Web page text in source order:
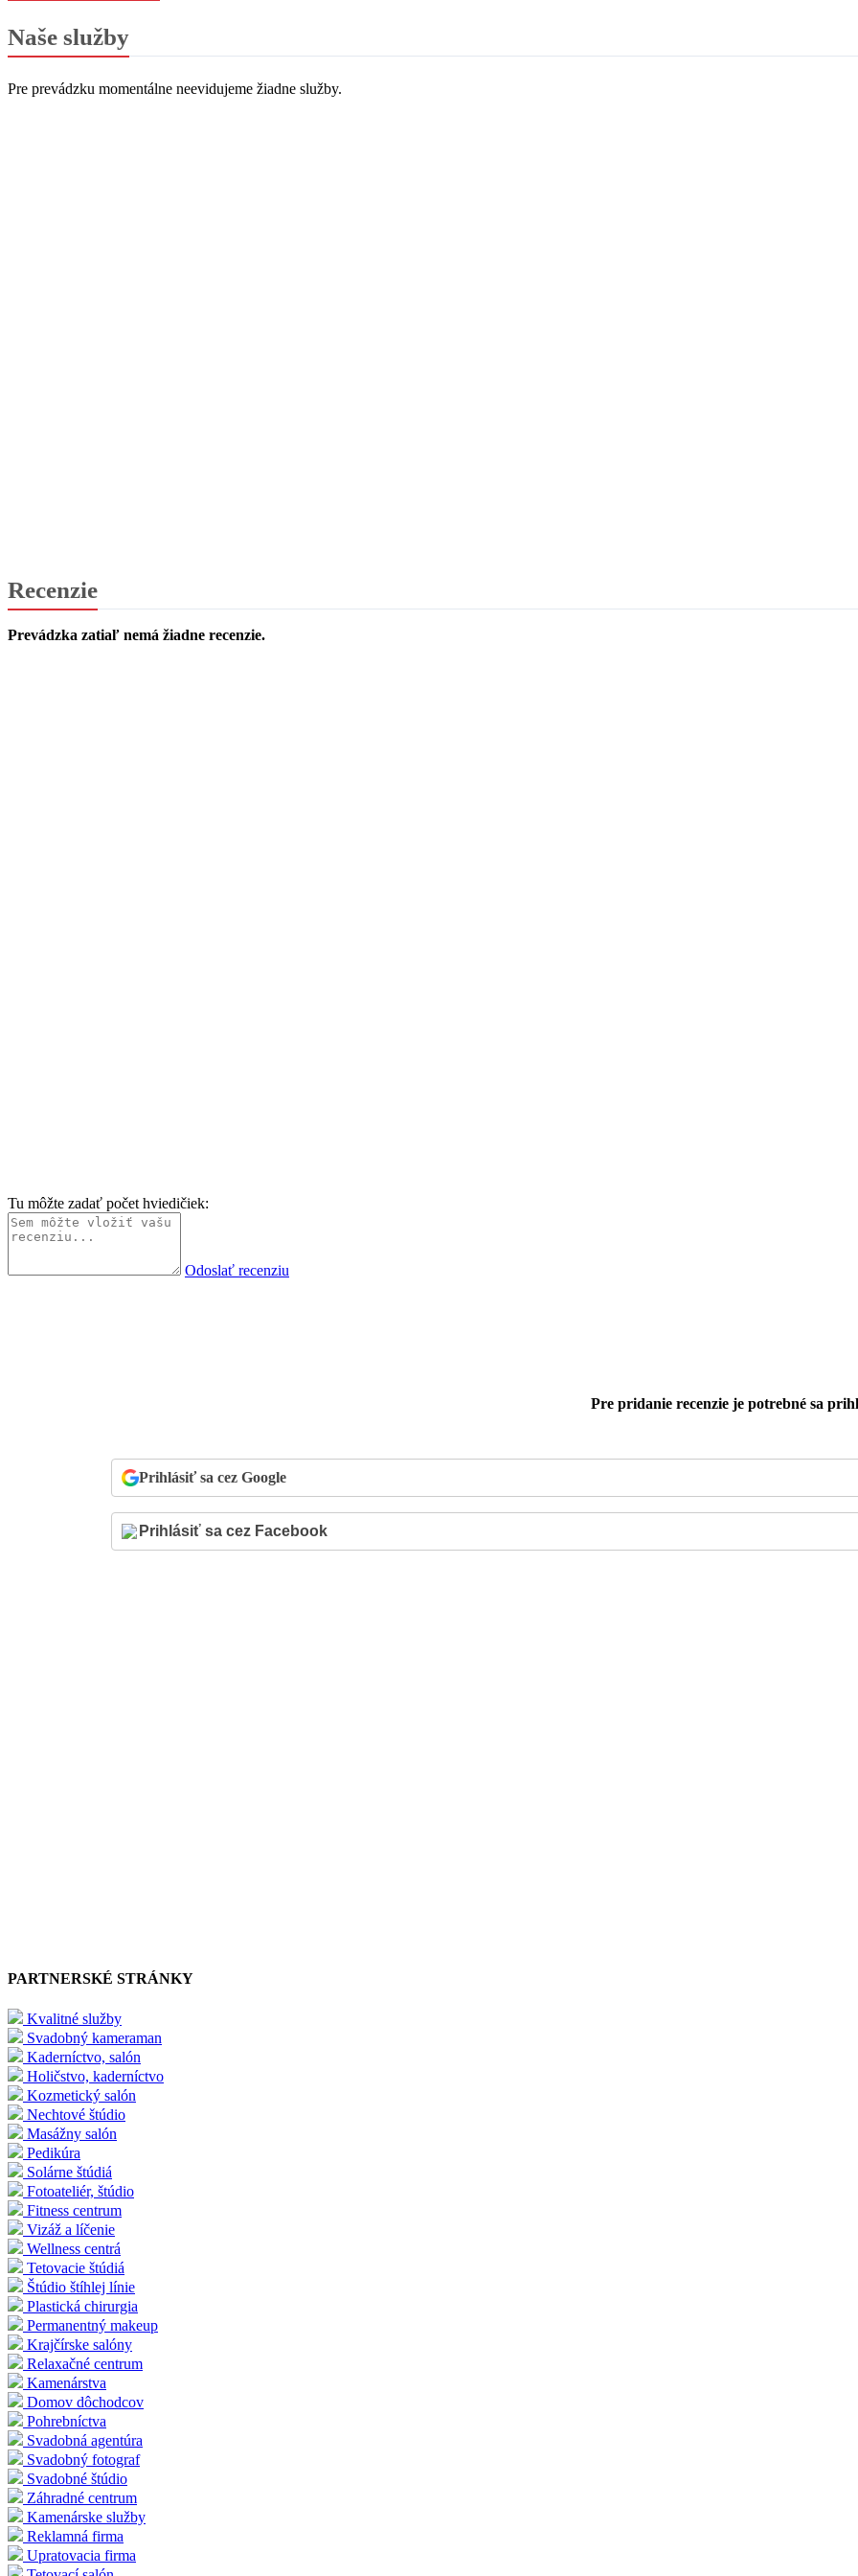
Naše služby
Pre prevádzku momentálne neevidujeme žiadne služby.
Recenzie
Prevádzka zatiaľ nemá žiadne recenzie.
Tu môžte zadať počet hviedičiek:
Odoslať recenziu
Pre pridanie recenzie je potrebné sa
Prihlásiť sa cez Google
PARTNERSKÉ STRÁNKY
Kvalitné služby
Svadobný kameraman
Kaderníctvo, salón
Holičstvo, kaderníctvo
Kozmetický salón
Nechtové štúdio
Masážny salón
Pedikúra
Solárne štúdiá
Fotoateliér, štúdio
Fitness centrum
Vizáž a líčenie
Wellness centrá
Tetovacie štúdiá
Štúdio štíhlej línie
Plastická chirurgia
Permanentný makeup
Krajčírske salóny
Relaxačné centrum
Kamenárstva
Domov dôchodcov
Pohrebníctva
Svadobná agentúra
Svadobný fotograf
Svadobné štúdio
Záhradné centrum
Kamenárske služby
Reklamná firma
Upratovacia firma